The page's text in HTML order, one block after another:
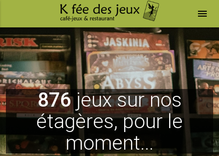
menu
876jeux sur nos
étagères, pour le
moment...